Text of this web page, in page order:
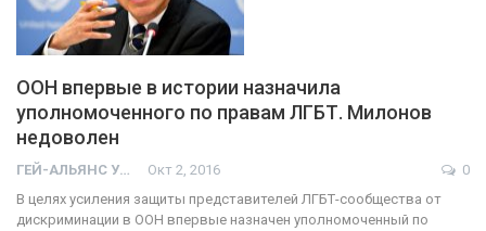
ООН впервые в истории назначила
уполномоченного по правам ЛГБТ. Милонов
недоволен
ГЕЙ-АЛЬЯНС УКРАИНА Окт 2, 2016
0
В целях усиления защиты представителей ЛГБТ-сообщества от
дискриминации в ООН впервые назначен уполномоченный по